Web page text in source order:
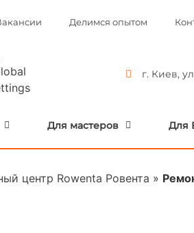
Делимся опытом
г. Киев,
Для мастеров Для
центр Rowenta Ровента »